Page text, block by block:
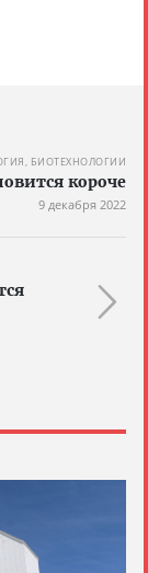
БИОТЕХНОЛОГИИ
короче
9 декабря 2022